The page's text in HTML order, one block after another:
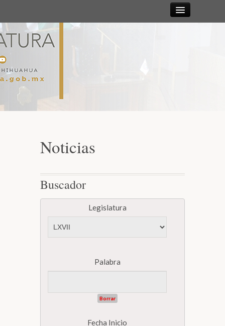
Mesa Directiva y Diputación Permanente
Junta de Coordinación Política
Comisiones
Transparencia
Noticias
Buscador
Legislatura
Palabra
Borrar
Fecha Inicio